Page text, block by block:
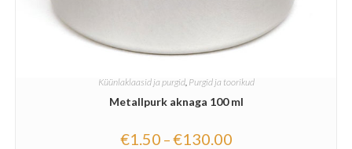
Küünlaklaasid ja purgid, Purgid ja toorikud
Metallpurk aknaga 100 ml
€1.50 –€130.00